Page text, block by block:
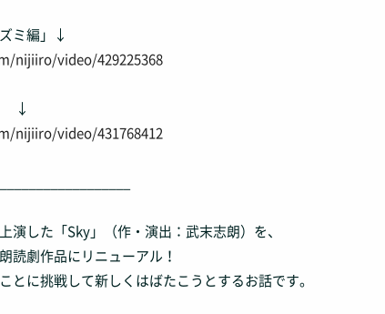
ミ編」↓
nijiiro/video/429225368
↓
nijiiro/video/431768412
演した「Sky」（作・演出：武末志朗）を、
読劇作品にリニューアル！
とに挑戦して新しくはばたこうとするお話です。